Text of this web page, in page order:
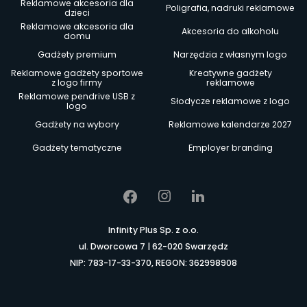
Reklamowe akcesoria dla
dzieci
Poligrafia, nadruki reklamowe
Reklamowe akcesoria dla
domu
Akcesoria do alkoholu
Gadżety premium
Narzędzia z własnym logo
Reklamowe gadżety sportowe
z logo firmy
Kreatywne gadżety
reklamowe
Reklamowe pendrive USB z
logo
Słodycze reklamowe z logo
Gadżety na wybory
Reklamowe kalendarze 2027
Gadżety tematyczne
Employer branding
Infinity Plus Sp. z o.o.
ul. Dworcowa 7 | 62-020 Swarzędz
NIP: 783-17-33-370, REGON: 362998908